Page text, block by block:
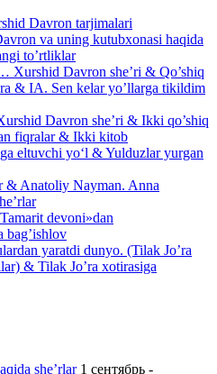
Davron tarjimalari
va uning kutubxonasi haqida
to’rtliklar
Xurshid Davron she’ri & Qo’shiq
& IA. Sen kelar yo’llarga tikildim
Davron she’ri & Ikki qo’shiq
fiqralar & Ikki kitob
eltuvchi yo‘l & Yulduzlar yurgan
& Anatoliy Nayman. Anna
devoni»dan
bag’ishlov
yaratdi dunyo. (Tilak Jo’ra
& Tilak Jo’ra xotirasiga
she’rlar1 сентябрь -